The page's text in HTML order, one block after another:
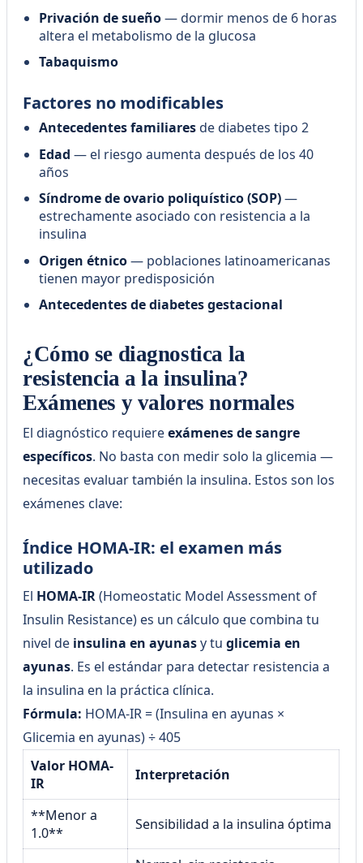
Privación de sueño— dormir menos de 6 horas
altera el metabolismo de la glucosa
Tabaquismo
Factores no modificables
Antecedentes familiaresde diabetes tipo 2
Edad — el riesgo aumenta después de los 40
años
Síndrome de ovario poliquístico (SOP)—
estrechamente asociado con resistencia a la
insulina
Origen étnico— poblaciones latinoamericanas
tienen mayor predisposición
Antecedentes de diabetes gestacional
¿Cómo se diagnostica la
resistencia a la insulina?
Exámenes y valores normales
El diagnóstico requiereexámenes de sangre
específicos. No basta con medir solo la glicemia —
necesitas evaluar también la insulina. Estos son los
exámenes clave:
Índice HOMA-IR: el examen más
utilizado
El HOMA-IR(Homeostatic Model Assessment of
Insulin Resistance) es un cálculo que combina tu
nivel de insulina en ayunasy tuglicemia en
ayunas. Es el estándar para detectar resistencia a
la insulina en la práctica clínica.
Fórmula: HOMA-IR = (Insulina en ayunas ×
Glicemia en ayunas) ÷ 405
Valor HOMA-
IR
Interpretación
**Menor a
1.0**
Sensibilidad a la insulina óptima